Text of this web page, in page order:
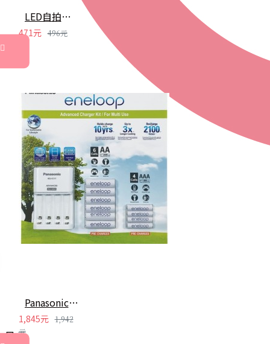
LED自拍補光燈 外置通用廣角微距魚眼特效自拍神器 美顏鏡頭
471元 496元
Panasonic充電電池組 Eneloop電池
1,845元 1,942
元